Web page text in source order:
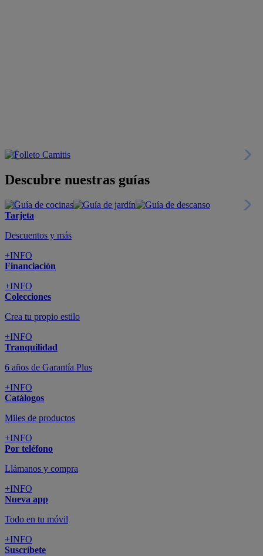
Descubre nuestras guías
Tarjeta
Descuentos y más
+INFO
Financiación
+INFO
Colecciones
Crea tu propio estilo
+INFO
Tranquilidad
6 años de Garantía Plus
+INFO
Catálogos
Miles de productos
+INFO
Por teléfono
Llámanos y compra
+INFO
Nueva app
Todo en tu móvil
+INFO
Suscríbete